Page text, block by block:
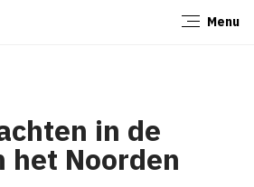
Menu
in de
het Noorden
Sluiten